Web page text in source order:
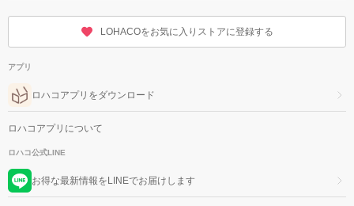
LOHACOをお気に入りストアに登録する
アプリ
ロハコアプリをダウンロード
ロハコアプリについて
ロハコ公式LINE
お得な最新情報をLINEでお届けします